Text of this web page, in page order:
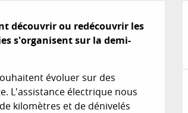
découvrir ou redécouvrir les
s'organisent sur la demi-
évoluer sur des
L'assistance électrique nous
kilomètres et de dénivelés